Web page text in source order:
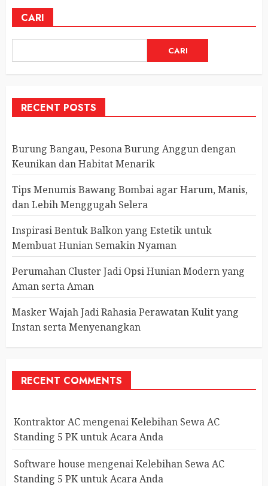
CARI
CARI
RECENT POSTS
Burung Bangau, Pesona Burung Anggun dengan
Keunikan dan Habitat Menarik
Tips Menumis Bawang Bombai agar Harum, Manis,
dan Lebih Menggugah Selera
Inspirasi Bentuk Balkon yang Estetik untuk
Membuat Hunian Semakin Nyaman
Perumahan Cluster Jadi Opsi Hunian Modern yang
Aman serta Aman
Masker Wajah Jadi Rahasia Perawatan Kulit yang
Instan serta Menyenangkan
RECENT COMMENTS
Kontraktor ACmengenaiKelebihan Sewa AC
Standing 5 PK untuk Acara Anda
Software house mengenaiKelebihan Sewa AC
Standing 5 PK untuk Acara Anda